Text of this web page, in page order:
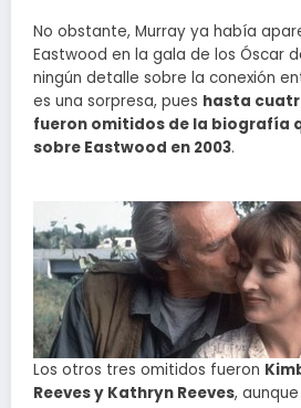
No obstante, Murray ya había
Eastwood en la gala de los Óscar
ningún detalle sobre la conexión
es una sorpresa, pues hasta
fueron omitidos de la biografía
sobre Eastwood en 2003.
Los otros tres omitidos fueron
Reeves y Kathryn Reeves,